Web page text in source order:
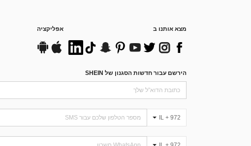
מצא אותנו ב אפליקציה
הירשם עבור חדשות הסגנון של SHEIN
IL + 972